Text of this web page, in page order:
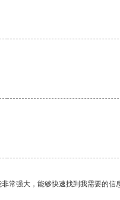
常强大，能够快速找到我需要的信